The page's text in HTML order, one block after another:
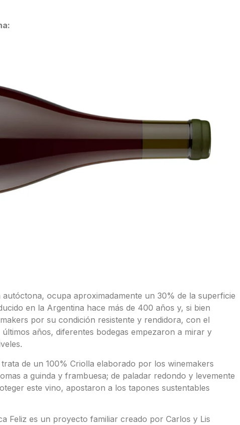
ocupa aproximadamente un 30% de la superficie
en la Argentina hace más de 400 años y, si bien
por su condición resistente y rendidora, con el
años, diferentes bodegas empezaron a mirar y
de un 100% Criolla elaborado por los winemakers
a guinda y frambuesa; de paladar redondo y levemente
este vino, apostaron a los tapones sustentables
Feliz es un proyecto familiar creado por Carlos y Lis